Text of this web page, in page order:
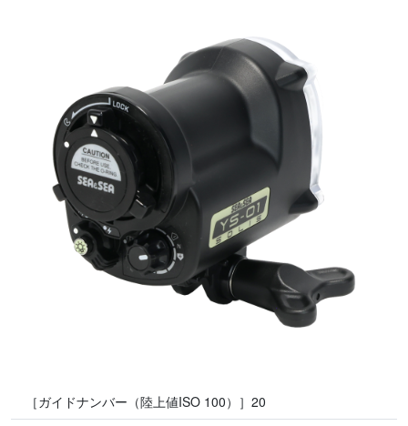
［ガイドナンバー（陸上値ISO 100）］20